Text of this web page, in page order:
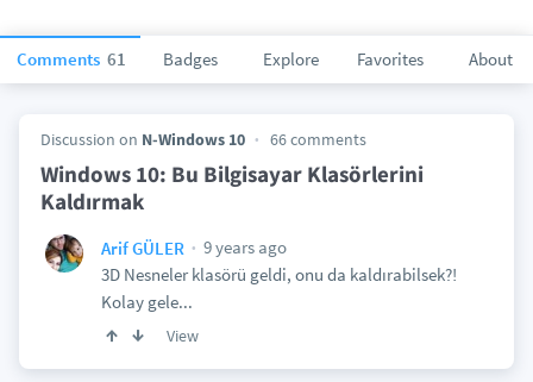
Comments 61 Badges Explore Favorites About
Discussion on N-Windows 10 66 comments
Windows 10: Bu Bilgisayar Klasörlerini
Kaldırmak
Arif GÜLER
9 years ago
3D Nesneler klasörü geldi, onu da kaldırabilsek?!
Kolay gele...
View